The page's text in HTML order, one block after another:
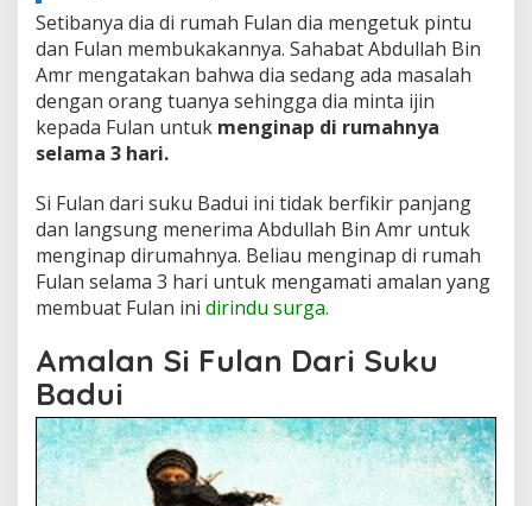
Setibanya dia di rumah Fulan dia mengetuk pintu
dan Fulan membukakannya. Sahabat Abdullah Bin
Amr mengatakan bahwa dia sedang ada masalah
dengan orang tuanya sehingga dia minta ijin
kepada Fulan untuk menginap di rumahnya
selama 3 hari.
Si Fulan dari suku Badui ini tidak berfikir panjang
dan langsung menerima Abdullah Bin Amr untuk
menginap dirumahnya. Beliau menginap di rumah
Fulan selama 3 hari untuk mengamati amalan yang
membuat Fulan ini dirindu surga.
Amalan Si Fulan Dari Suku
Badui